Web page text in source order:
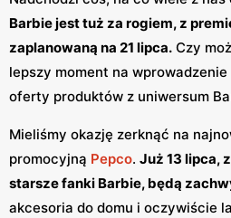
Barbie jest tuż za rogiem, z
zaplanowaną na 21 lipca. Czy
lepszy moment na
oferty produktów z uniwersum
Mieliśmy okazję zerknąć na
promocyjną Pepco. Już 13 lipca,
starsze fanki Barbie, będą
akcesoria do domu i oczywiście